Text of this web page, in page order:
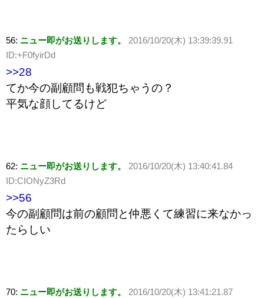
56: ニュー即がお送りします。
2016/10/20(木) 13:39:39.91
ID:+F0fyirDd
>>28
てか今の副顧問も戦犯ちゃうの？
平気な顔してるけど
62: ニュー即がお送りします。
2016/10/20(木) 13:40:41.84
ID:CIONyZ3Rd
>>56
今の副顧問は前の顧問と仲悪くて練習に来なかっ
たらしい
70: ニュー即がお送りします。
2016/10/20(木) 13:41:21.87